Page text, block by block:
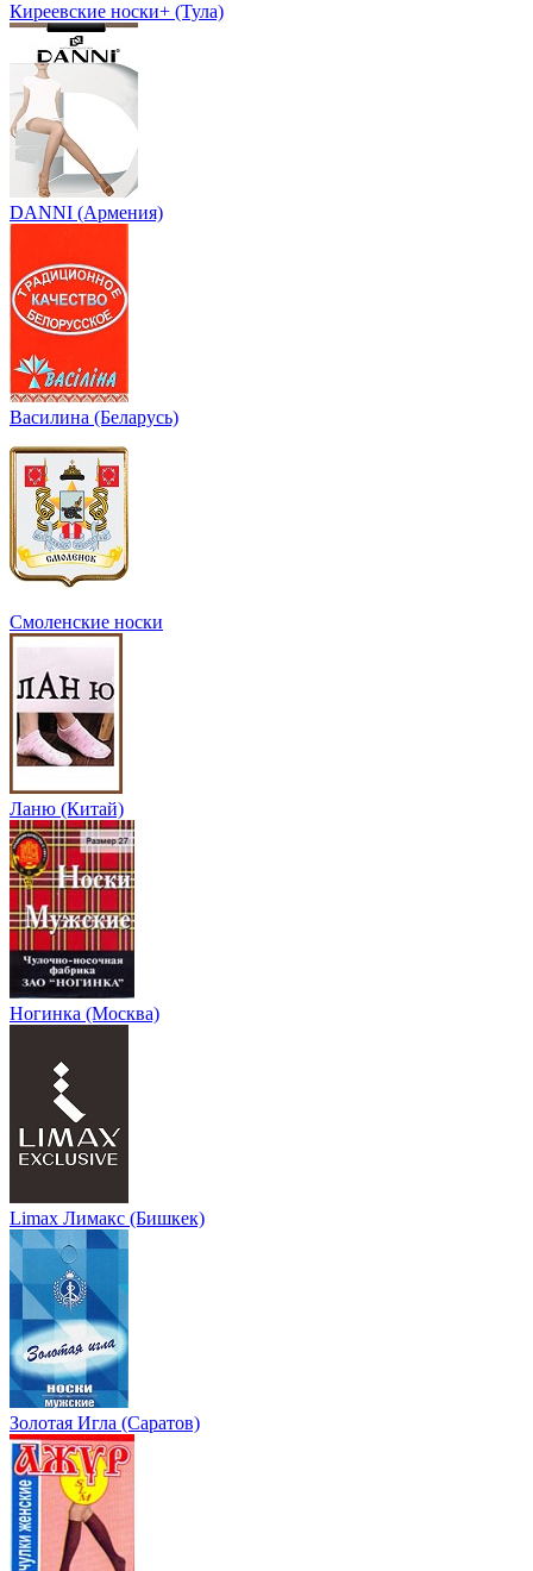
Киреевские носки+ (Тула)
DANNI (Армения)
Василина (Беларусь)
Смоленские носки
Ланю (Китай)
Ногинка (Москва)
Limax Лимакс (Бишкек)
Золотая Игла (Саратов)